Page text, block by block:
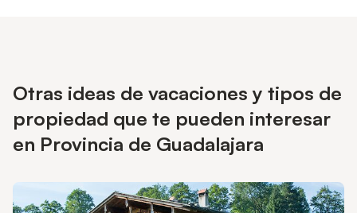
Otras ideas de vacaciones y tipos de
propiedad que te pueden interesar
en Provincia de Guadalajara